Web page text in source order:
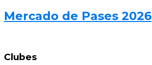
Mercado de Pases 2026
Clubes